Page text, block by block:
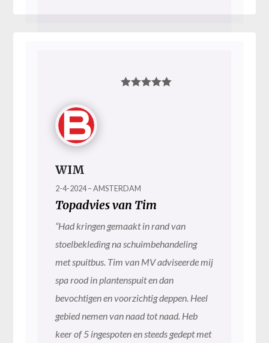
WIM
2-4-2024 – AMSTERDAM
Topadvies van Tim
“Had kringen gemaakt in rand van
stoelbekleding na schuimbehandeling
met spuitbus. Tim van MV adviseerde mij
spa rood in plantenspuit en dan
bevochtigen en voorzichtig deppen. Heel
gebied nemen van naad tot naad. Heb
keer of 5 ingespoten en steeds gedept met